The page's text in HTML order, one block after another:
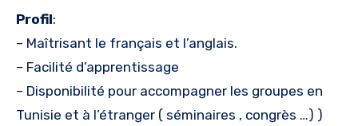
Profil:
– Maîtrisant le français et l’anglais.
– Facilité d’apprentissage
– Disponibilité pour accompagner les groupes en
Tunisie et à l’étranger ( séminaires , congrès …) )